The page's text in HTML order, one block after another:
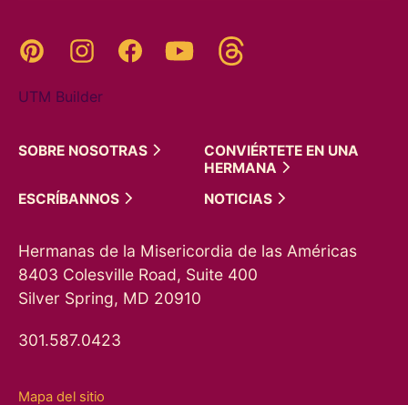
Pinterest InstagramFacebookYouTube
UTM Builder
SOBRE NOSOTRAS
CONVIÉRTETE EN UNA
HERMANA
ESCRÍBANNOS
NOTICIAS
Hermanas de la Misericordia de las Américas
8403 Colesville Road, Suite 400
Silver Spring, MD 20910
301.587.0423
Mapa del sitio